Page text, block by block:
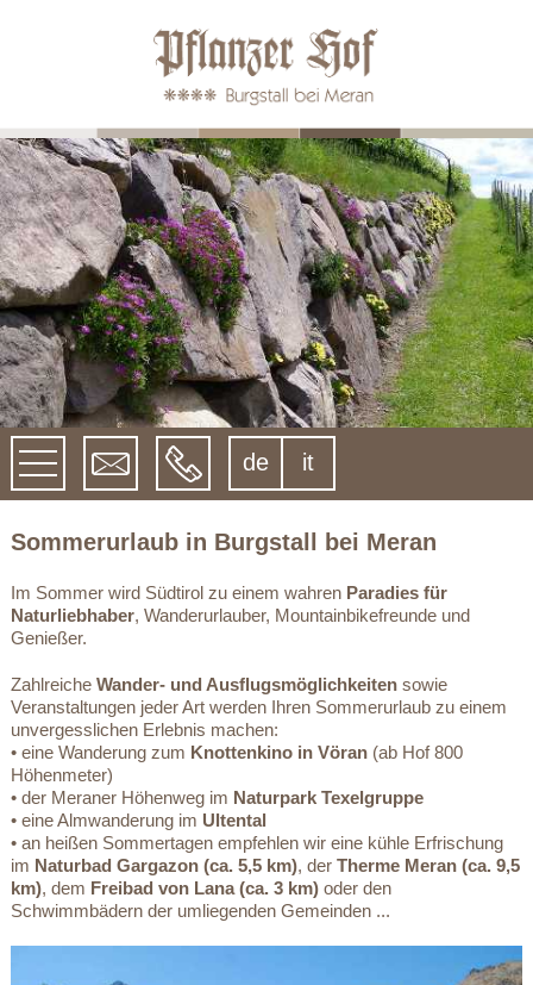
de it
Sommerurlaub in Burgstall bei Meran
Im Sommer wird Südtirol zu einem wahren Paradies für
Naturliebhaber, Wanderurlauber, Mountainbikefreunde und
Genießer.
Zahlreiche Wander- und Ausflugsmöglichkeitensowie
Veranstaltungen jeder Art werden Ihren Sommerurlaub zu einem
unvergesslichen Erlebnis machen:
• eine Wanderung zum Knottenkino in Vöran(ab Hof 800
Höhenmeter)
• der Meraner Höhenweg im Naturpark Texelgruppe
• eine Almwanderung im Ultental
• an heißen Sommertagen empfehlen wir eine kühle Erfrischung
im Naturbad Gargazon (ca. 5,5 km), der Therme Meran (ca. 9,5
km), dem Freibad von Lana (ca. 3 km)oder den
Schwimmbädern der umliegenden Gemeinden ...